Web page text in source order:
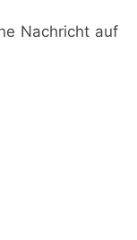
Nachricht auf